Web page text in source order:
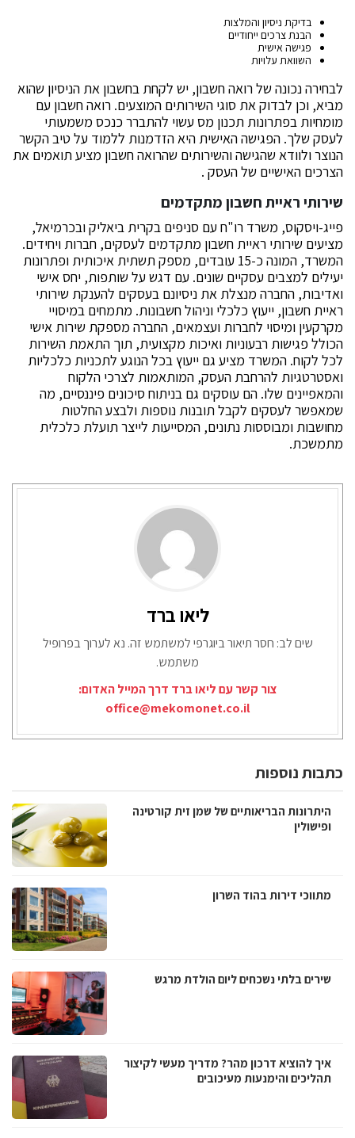
בדיקת ניסיון והמלצות
הבנת צרכים ייחודיים
פגישה אישית
השוואת עלויות
לבחירה נכונה של רואה חשבון, יש לקחת בחשבון את הניסיון שהוא
מביא, וכן לבדוק את סוגי השירותים המוצעים. רואה חשבון עם
מומחיות בפתרונות תכנון מס עשוי להתברר כנכס משמעותי
לעסק שלך. הפגישה האישית היא הזדמנות ללמוד על טיב הקשר
הנוצר ולוודא שהגישה והשירותים שהרואה חשבון מציע תואמים את
הצרכים האישיים של העסק .
שירותי ראיית חשבון מתקדמים
פייג-ויסקוס, משרד רו"ח עם סניפים בקרית ביאליק ובכרמיאל,
מציעים שירותי ראיית חשבון מתקדמים לעסקים, חברות ויחידים.
המשרד, המונה כ-15 עובדים, מספק תשתית איכותית ופתרונות
יעילים למצבים עסקיים שונים. עם דגש על שותפות, יחס אישי
ואדיבות, החברה מנצלת את ניסיונם בעסקים להענקת שירותי
ראיית חשבון, ייעוץ כלכלי וניהול חשבונות. מתמחים במיסויי
מקרקעין ומיסוי לחברות ועצמאים, החברה מספקת שירות אישי
הכולל פגישות רבעוניות ואיכות מקצועית, תוך התאמת השירות
לכל לקוח. המשרד מציע גם ייעוץ בכל הנוגע לתכניות כלכליות
ואסטרטגיות להרחבת העסק, המותאמות לצרכי הלקוח
והמאפיינים שלו. הם עוסקים גם בניתוח סיכונים פיננסיים, מה
שמאפשר לעסקים לקבל תובנות נוספות ולבצע החלטות
מחושבות ומבוססות נתונים, המסייעות לייצר תועלת כלכלית
מתמשכת.
ליאו ברד
שים לב: חסר תיאור ביוגרפי למשתמש זה. נא לערוך בפרופיל
משתמש.
צור קשר עם ליאו ברד דרך המייל האדום:
office@mekomonet.co.il
כתבות נוספות
היתרונות הבריאותיים של שמן זית קורטינה
ופישולין
מתווכי דירות בהוד השרון
שירים בלתי נשכחים ליום הולדת מרגש
איך להוציא דרכון מהר? מדריך מעשי לקיצור
תהליכים והימנעות מעיכובים